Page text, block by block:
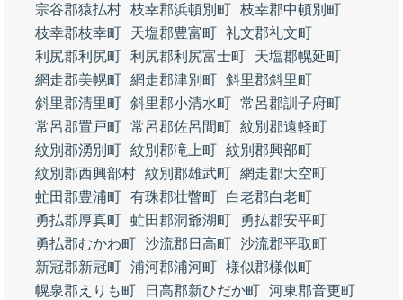
宗谷郡猿払村 枝幸郡浜頓別町 枝幸郡中頓別町
枝幸郡枝幸町
天塩郡豊富町 礼文郡礼文町
利尻郡利尻町 利尻郡利尻富士町
天塩郡幌延町
網走郡美幌町 網走郡津別町 斜里郡斜里町
斜里郡清里町 斜里郡小清水町 常呂郡訓子府町
常呂郡置戸町 常呂郡佐呂間町 紋別郡遠軽町
紋別郡湧別町 紋別郡滝上町 紋別郡興部町
紋別郡西興部村 紋別郡雄武町 網走郡大空町
虻田郡豊浦町 有珠郡壮瞥町
白老郡白老町
勇払郡厚真町 虻田郡洞爺湖町
勇払郡安平町
勇払郡むかわ町 沙流郡日高町 沙流郡平取町
新冠郡新冠町 浦河郡浦河町 様似郡様似町
幌泉郡えりも町
日高郡新ひだか町 河東郡音更町